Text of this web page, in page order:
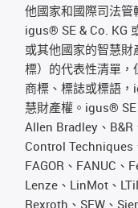
他國家和國際司法
igus® SE & Co. KG
或其他國家的智慧
標）的代表性清單，
商標、標誌或標語
慧財產權。igus®
Allen Bradley、
Control Techniques
FAGOR、FANUC、
Lenze、LinMot、
Rexroth、SEW、